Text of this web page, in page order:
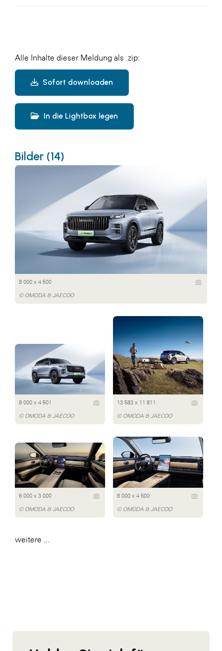
Alle Inhalte dieser Meldung als .zip:
Sofort downloaden
In die Lightbox legen
Bilder (14)
8 000 x 4 500
© OMODA & JAECOO
8 000 x 4 501
© OMODA & JAECOO
13 583 x 11 811
© OMODA & JAECOO
6 000 x 3 000
© OMODA & JAECOO
8 000 x 4 500
© OMODA & JAECOO
weitere ...